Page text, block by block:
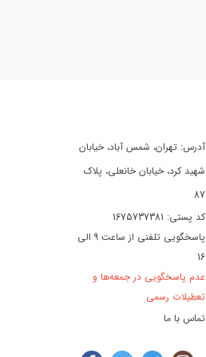
آدرس: تهران، شمس آباد، خیابان
شهید کرد، خیابان خانعلی، پلاک
87
کد پستی: 1675737381
پاسخگویی تلفنی از ساعت 9 الی
16
عدم پاسخگویی در جمعه‌ها و
تعطیلات رسمی
تماس با ما